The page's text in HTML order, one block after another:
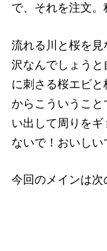
で、それを注文。
流れる川と桜を
沢なんでしょう
に刺さる桜エビ
からこういうこ
い出して周りを
ないで！おいしい
今回のメインは次